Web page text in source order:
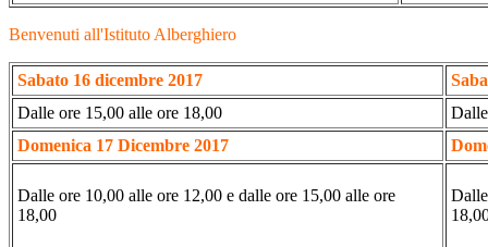
Benvenuti all'Istituto Alberghiero
Sabato 16 dicembre 2017
Dalle ore 15,00 alle ore 18,00
Domenica 17 Dicembre 2017
Dalle ore 10,00 alle ore 12,00 e dalle ore 15,00 alle ore
18,00